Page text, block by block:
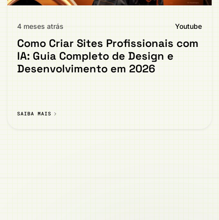
4 meses atrás Youtube
Como Criar Sites Profissionais com
IA: Guia Completo de Design e
Desenvolvimento em 2026
SAIBA MAIS